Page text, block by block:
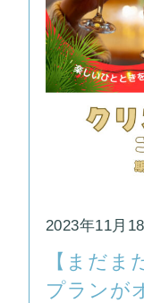
2023年11月
【まだま
プランが